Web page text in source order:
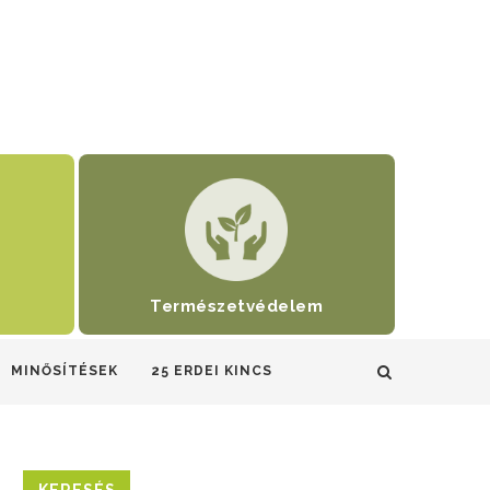
Természetvédelem
MINŐSÍTÉSEK 25 ERDEI KINCS